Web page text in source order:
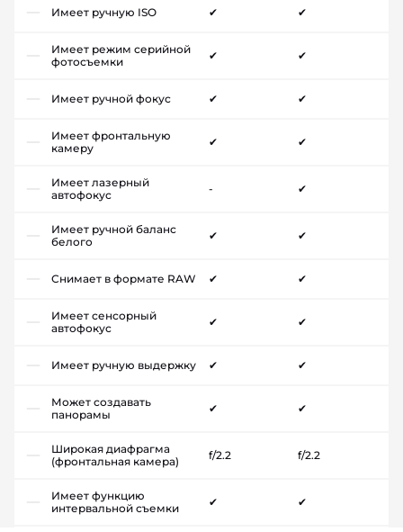
Имеет ручную ISO ✔ ✔
Имеет режим серийной
фотосъемки
✔ ✔
Имеет ручной фокус ✔ ✔
Имеет фронтальную
камеру
✔ ✔
Имеет лазерный
автофокус
- ✔
Имеет ручной баланс
белого
✔ ✔
Снимает в формате RAW ✔ ✔
Имеет сенсорный
автофокус
✔ ✔
Имеет ручную выдержку ✔ ✔
Может создавать
панорамы
✔ ✔
Широкая диафрагма
(фронтальная камера)
f/2.2 f/2.2
Имеет функцию
интервальной съемки
✔ ✔